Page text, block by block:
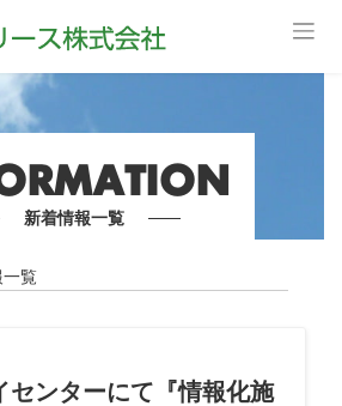
新着情報一覧
一覧
センターにて『情報化施